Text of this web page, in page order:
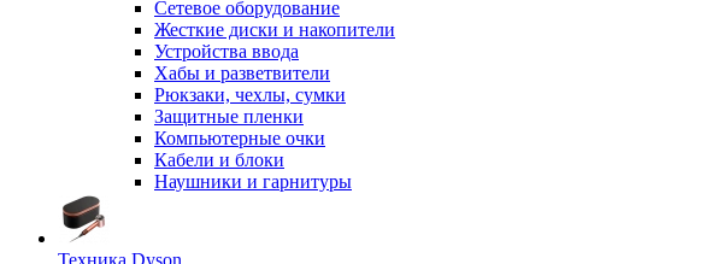
Сетевое оборудование
Жесткие диски и накопители
Устройства ввода
Хабы и разветвители
Рюкзаки, чехлы, сумки
Защитные пленки
Компьютерные очки
Кабели и блоки
Наушники и гарнитуры
Техника Dyson